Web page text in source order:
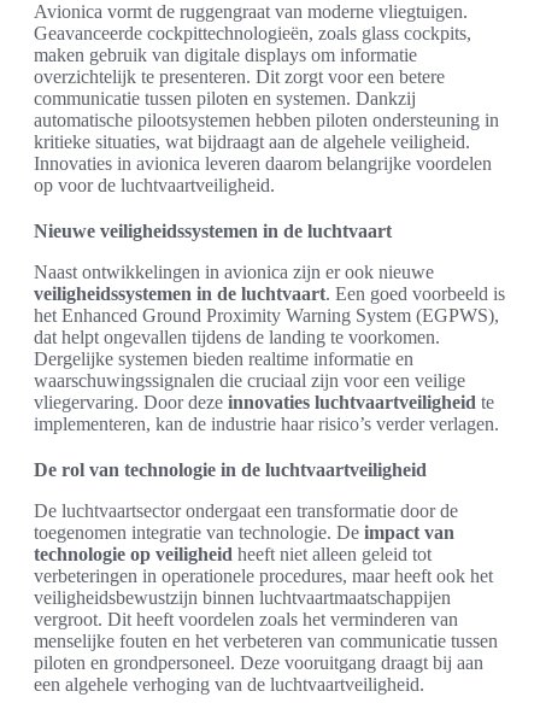
Avionica vormt de ruggengraat van moderne vliegtuigen.
Geavanceerde cockpittechnologieën, zoals glass cockpits,
maken gebruik van digitale displays om informatie
overzichtelijk te presenteren. Dit zorgt voor een betere
communicatie tussen piloten en systemen. Dankzij
automatische pilootsystemen hebben piloten ondersteuning in
kritieke situaties, wat bijdraagt aan de algehele veiligheid.
Innovaties in avionica leveren daarom belangrijke voordelen
op voor de luchtvaartveiligheid.
Nieuwe veiligheidssystemen in de luchtvaart
Naast ontwikkelingen in avionica zijn er ook nieuwe
veiligheidssystemen in de luchtvaart. Een goed voorbeeld is
het Enhanced Ground Proximity Warning System (EGPWS),
dat helpt ongevallen tijdens de landing te voorkomen.
Dergelijke systemen bieden realtime informatie en
waarschuwingssignalen die cruciaal zijn voor een veilige
vliegervaring. Door deze innovaties luchtvaartveiligheid te
implementeren, kan de industrie haar risico’s verder verlagen.
De rol van technologie in de luchtvaartveiligheid
De luchtvaartsector ondergaat een transformatie door de
toegenomen integratie van technologie. De impact van
technologie op veiligheid heeft niet alleen geleid tot
verbeteringen in operationele procedures, maar heeft ook het
veiligheidsbewustzijn binnen luchtvaartmaatschappijen
vergroot. Dit heeft voordelen zoals het verminderen van
menselijke fouten en het verbeteren van communicatie tussen
piloten en grondpersoneel. Deze vooruitgang draagt bij aan
een algehele verhoging van de luchtvaartveiligheid.